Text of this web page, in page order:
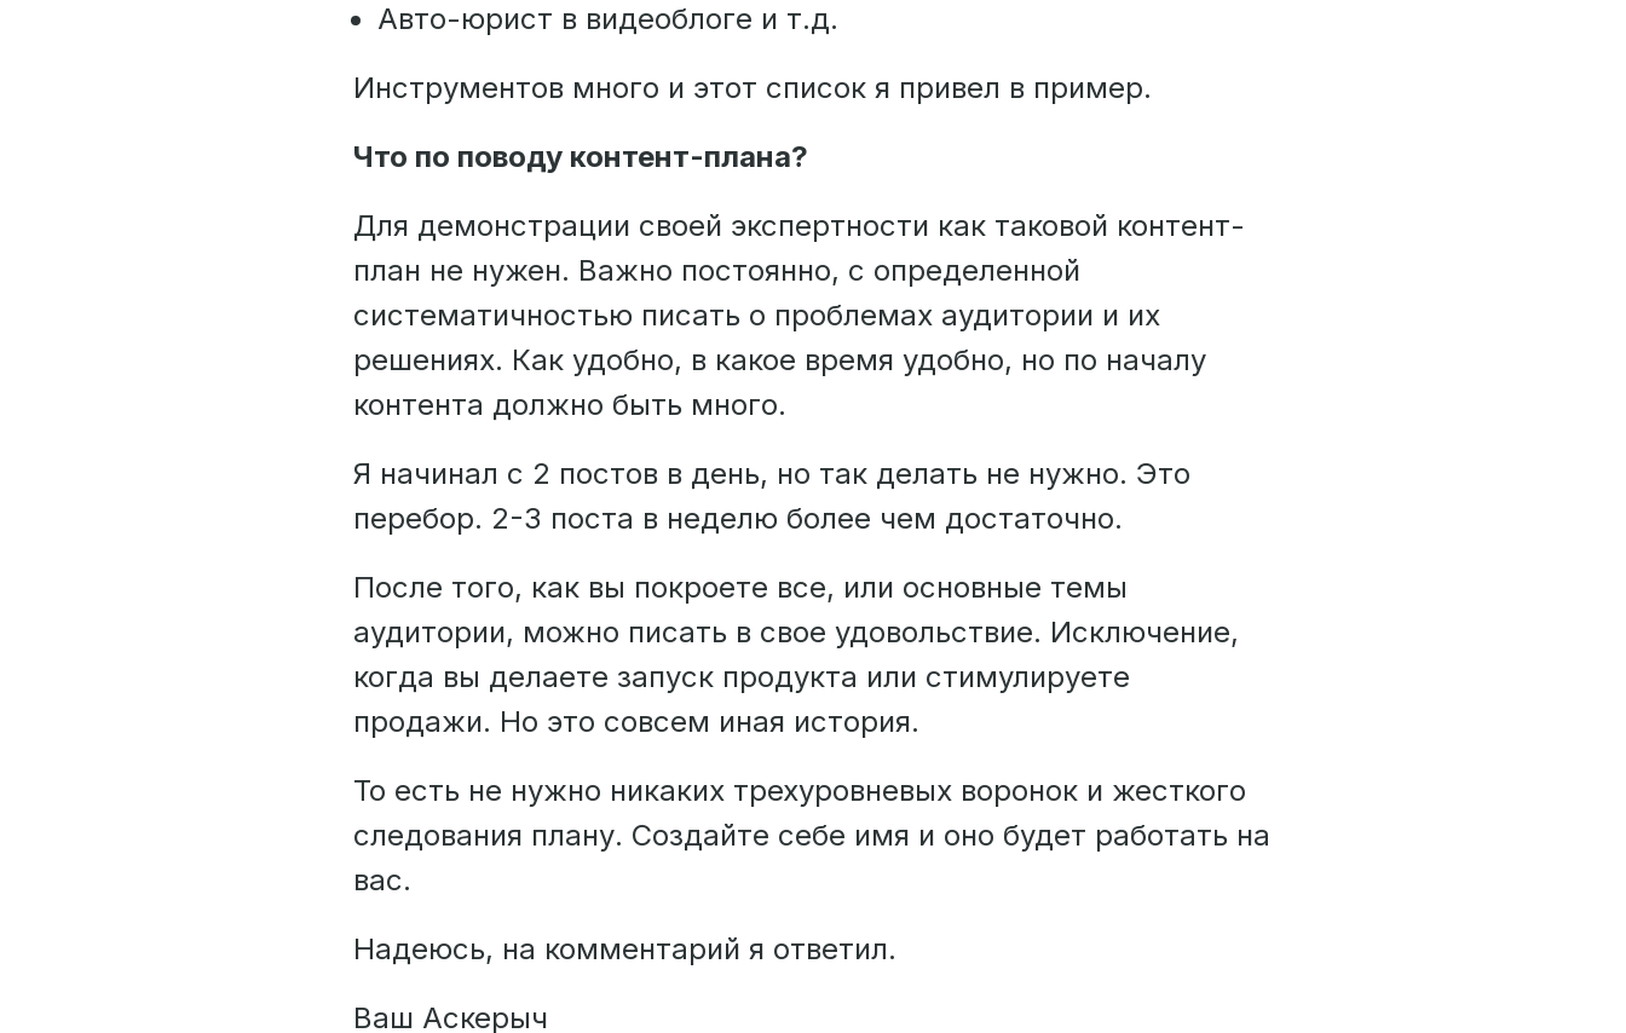
Авто-юрист в видеоблоге и т.д.
Инструментов много и этот список я привел в пример.
Что по поводу контент-плана?
Для демонстрации своей экспертности как таковой контент-
план не нужен. Важно постоянно, с определенной
систематичностью писать о проблемах аудитории и их
решениях. Как удобно, в какое время удобно, но по началу
контента должно быть много.
Я начинал с 2 постов в день, но так делать не нужно. Это
перебор. 2-3 поста в неделю более чем достаточно.
После того, как вы покроете все, или основные темы
аудитории, можно писать в свое удовольствие. Исключение,
когда вы делаете запуск продукта или стимулируете
продажи. Но это совсем иная история.
То есть не нужно никаких трехуровневых воронок и жесткого
следования плану. Создайте себе имя и оно будет работать на
вас.
Надеюсь, на комментарий я ответил.
Ваш Аскерыч